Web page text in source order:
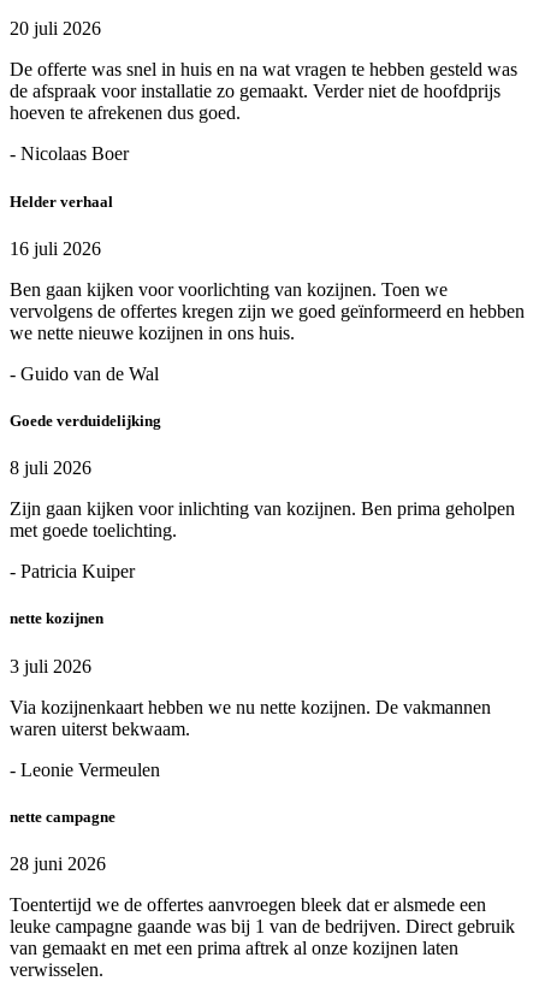
20 juli 2026
De offerte was snel in huis en na wat vragen te hebben gesteld was
de afspraak voor installatie zo gemaakt. Verder niet de hoofdprijs
hoeven te afrekenen dus goed.
- Nicolaas Boer
Helder verhaal
16 juli 2026
Ben gaan kijken voor voorlichting van kozijnen. Toen we
vervolgens de offertes kregen zijn we goed geïnformeerd en hebben
we nette nieuwe kozijnen in ons huis.
- Guido van de Wal
Goede verduidelijking
8 juli 2026
Zijn gaan kijken voor inlichting van kozijnen. Ben prima geholpen
met goede toelichting.
- Patricia Kuiper
nette kozijnen
3 juli 2026
Via kozijnenkaart hebben we nu nette kozijnen. De vakmannen
waren uiterst bekwaam.
- Leonie Vermeulen
nette campagne
28 juni 2026
Toentertijd we de offertes aanvroegen bleek dat er alsmede een
leuke campagne gaande was bij 1 van de bedrijven. Direct gebruik
van gemaakt en met een prima aftrek al onze kozijnen laten
verwisselen.